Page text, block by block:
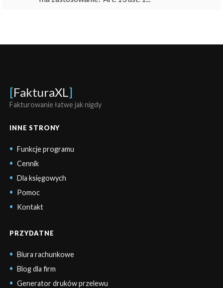
[FakturaXL ]
Fakturowanie łatwe jak nigdy
INNE STRONY
Funkcje programu
Cennik
Dla księgowych
Pomoc
Kontakt
PRZYDATNE
Biura rachunkowe
Blog dla firm
Generator druków przelewu